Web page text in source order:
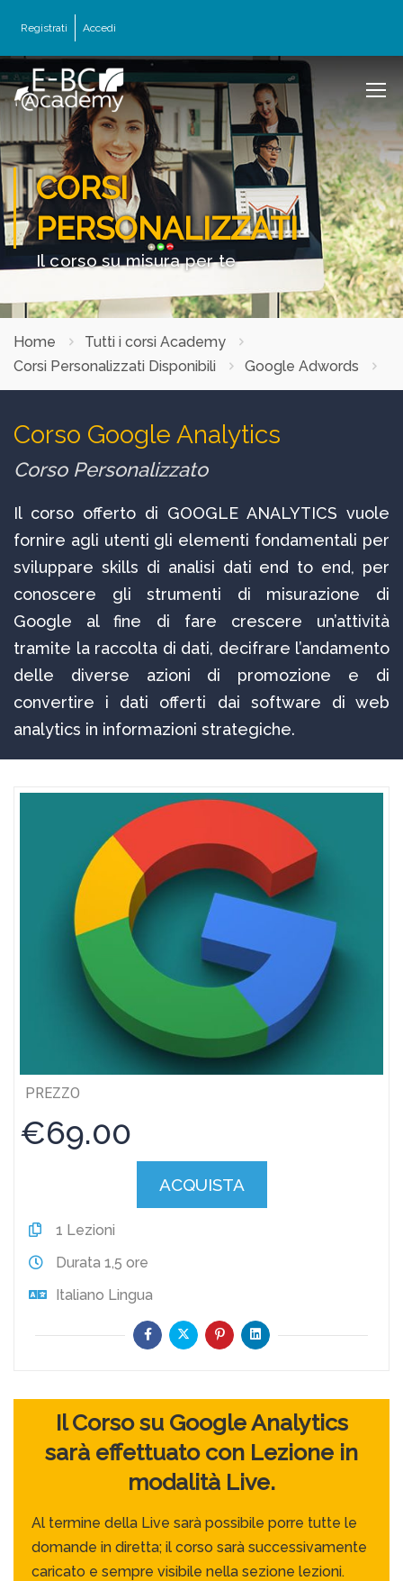
Registrati Accedi
CORSI
PERSONALIZZATI
Il corso su misura per te
Home
Tutti i corsi Academy
Corsi Personalizzati Disponibili
Google Adwords
Corso Google Analytics
Corso Personalizzato
Il corso offerto di GOOGLE ANALYTICS vuole
fornire agli utenti gli elementi fondamentali per
sviluppare skills di analisi dati end to end, per
conoscere gli strumenti di misurazione di
Google al fine di fare crescere un’attività
tramite la raccolta di dati, decifrare l’andamento
delle diverse azioni di promozione e di
convertire i dati offerti dai software di web
analytics in informazioni strategiche.
Il Corso su Google Analytics
sarà effettuato con Lezione in
modalità Live.
Al termine della Live sarà possibile porre tutte le
domande in diretta; il corso sarà successivamente
caricato e sempre visibile nella sezione lezioni.
PREZZO
€69.00
ACQUISTA
1 Lezioni
Durata 1,5 ore
Italiano Lingua